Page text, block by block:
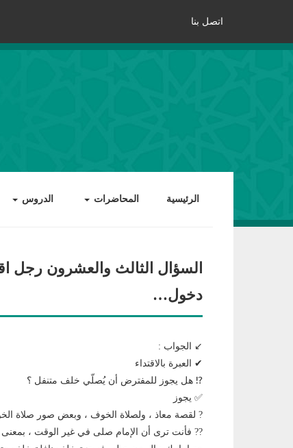
اتصل بنا
الرئيسية المحاضرات الدروس
السؤال الثالث والعشرون رجل
دخول…
↙ الجواب :
✔ العبرة بالاقتداء
⁉ هل يجوز للمفترض أن يُصلّي خلف متنفل ؟
✅ يجوز
? لقصة معاذ ، ولصلاة الخوف ، وبعض صور صلاة
?? فأنت ترى أن الإمام صلى في غير الوقت ،